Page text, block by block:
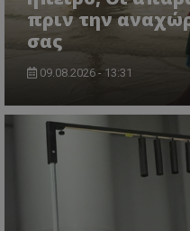
πριν την
σας
09.08.2026 - 13:31